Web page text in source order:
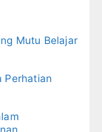
Mutu Belajar
Perhatian